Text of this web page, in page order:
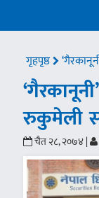
गृहपृष्ठ
रुकुमेली
चैत २८, २०७४ |